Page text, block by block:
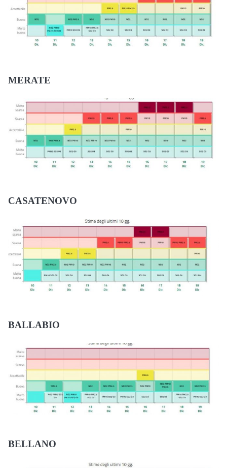
MERATE
CASATENOVO
BALLABIO
BELLANO